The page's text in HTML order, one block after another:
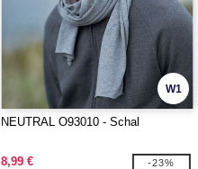
W1
NEUTRAL O93010 - Schal
8,99 € -23%